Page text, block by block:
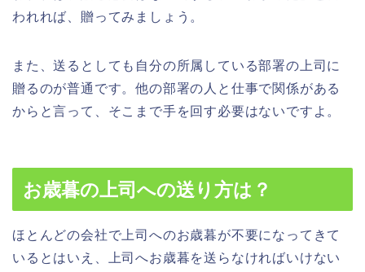
われれば、贈ってみましょう。
また、送るとしても自分の所属している部署の上司に
贈るのが普通です。他の部署の人と仕事で関係がある
からと言って、そこまで手を回す必要はないですよ。
お歳暮の上司への送り方は？
ほとんどの会社で上司へのお歳暮が不要になってきて
いるとはいえ、上司へお歳暮を送らなければいけない